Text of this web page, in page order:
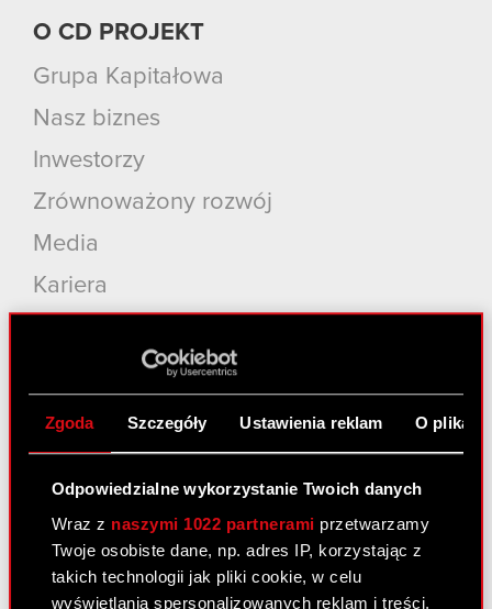
Zgoda Szczegóły Ustawienia reklam O
Odpowiedzialne wykorzystanie Twoich danych
Wraz z naszymi 1022 partnerami przetwarzamy
Twoje osobiste dane, np. adres IP, korzystając z
takich technologii jak pliki cookie, w celu
wyświetlania spersonalizowanych reklam i treści,
O CD PROJEKT
Grupa Kapitałowa
Nasz biznes
Inwestorzy
Zrównoważony rozwój
Media
Kariera
Produkty
Wiedźmin 3: Dziki Gon
Wiedźmin 2: Zabójcy Królów